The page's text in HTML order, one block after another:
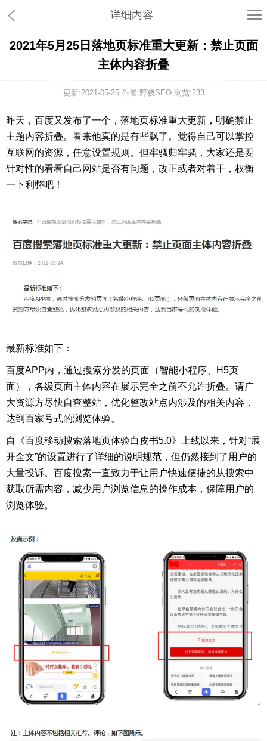
详细内容
2021年5月25日落地页标准重大更新：禁止页面
主体内容折叠
更新:2021-05-25 作者:野狼SEO 浏览:233
昨天，百度又发布了一个，落地页标准重大更新，明确禁止
主题内容折叠。看来他真的是有些飘了。觉得自己可以掌控
互联网的资源，任意设置规则。但牢骚归牢骚，大家还是要
针对性的看看自己网站是否有问题，改正或者对着干，权衡
一下利弊吧！
最新标准如下：
百度APP内，通过搜索分发的页面（智能小程序、H5页
面），各级页面主体内容在展示完全之前不允许折叠。请广
大资源方尽快自查整站，优化整改站点内涉及的相关内容，
达到百家号式的浏览体验。
自《百度移动搜索落地页体验白皮书5.0》上线以来，针对“展
开全文”的设置进行了详细的说明规范，但仍然接到了用户的
大量投诉。百度搜索一直致力于让用户快速便捷的从搜索中
获取所需内容，减少用户浏览信息的操作成本，保障用户的
浏览体验。